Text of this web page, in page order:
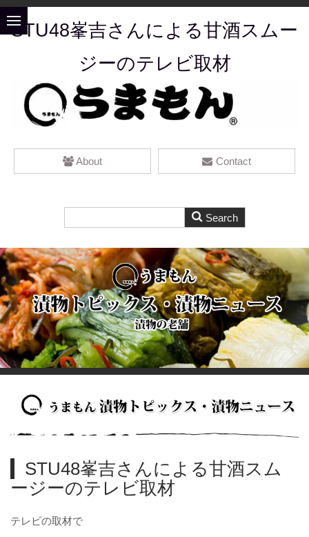
STU48峯吉さんによる甘酒スムー
ジーのテレビ取材
About Contact
STU48峯吉さんによる甘酒スム
ージー​のテレビ取材
テレビの取材で